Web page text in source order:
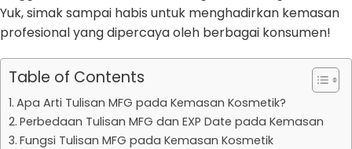
Yuk, simak sampai habis untuk menghadirkan kemasan
profesional yang dipercaya oleh berbagai konsumen!
Table of Contents
Apa Arti Tulisan MFG pada Kemasan Kosmetik?
Perbedaan Tulisan MFG dan EXP Date pada Kemasan
Fungsi Tulisan MFG pada Kemasan Kosmetik